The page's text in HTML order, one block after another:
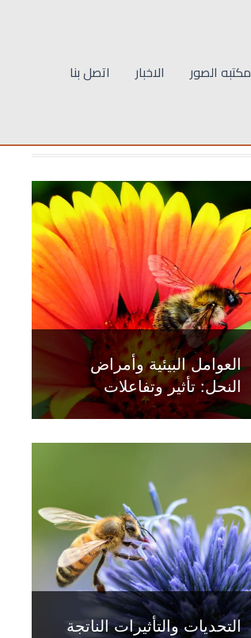
مكتبه الصور الاخبار اتصل بنا
العوامل البيئية وأمراض
النحل: تأثير وتفاعلات
التحديات والتأثيرات الناتجة